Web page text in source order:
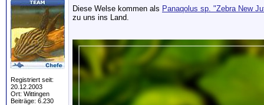
Registriert seit:
20.12.2003
Ort: Wittingen
Beiträge: 6.230
Diese Welse kommen als Panaqolus sp. "Zebra New
zu uns ins Land.